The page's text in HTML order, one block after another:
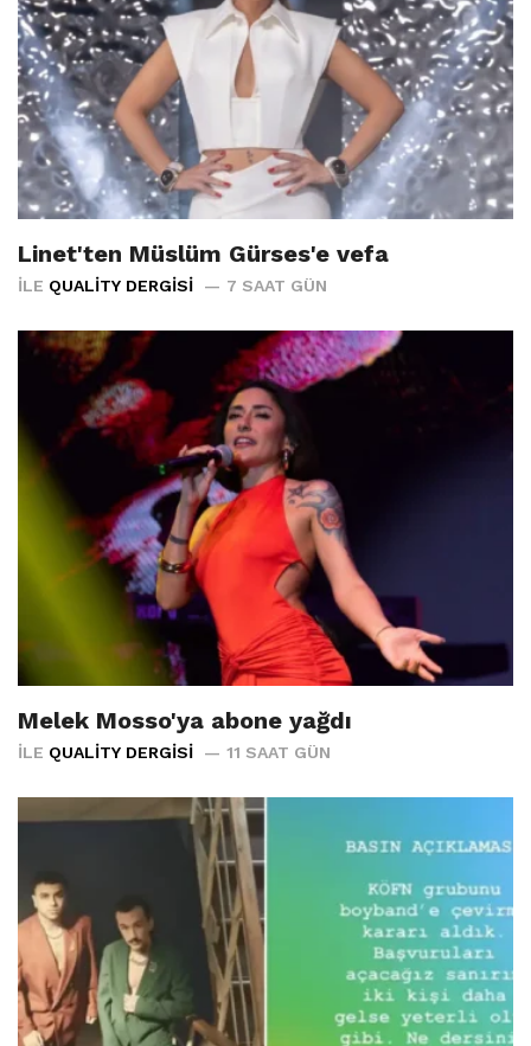
Linet'ten Müslüm Gürses'e vefa
İLE QUALITY DERGISI 7 SAAT GÜN
Melek Mosso'ya abone yağdı
İLE QUALITY DERGISI 11 SAAT GÜN